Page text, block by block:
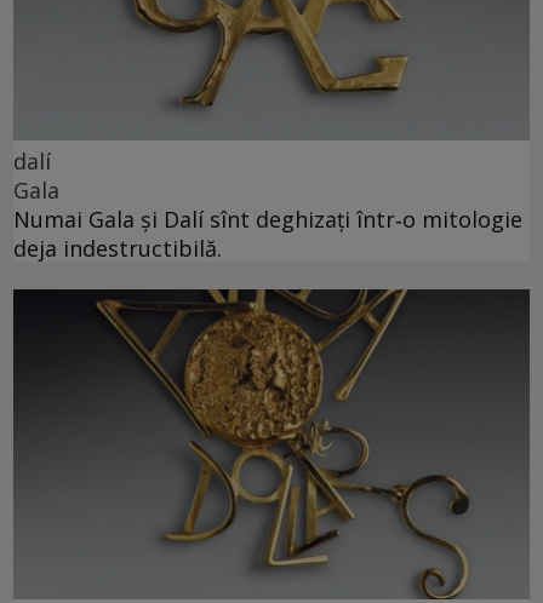
dalí
Gala
Numai Gala și Dalí sînt deghizați într‑o mitologie
deja indestructibilă.